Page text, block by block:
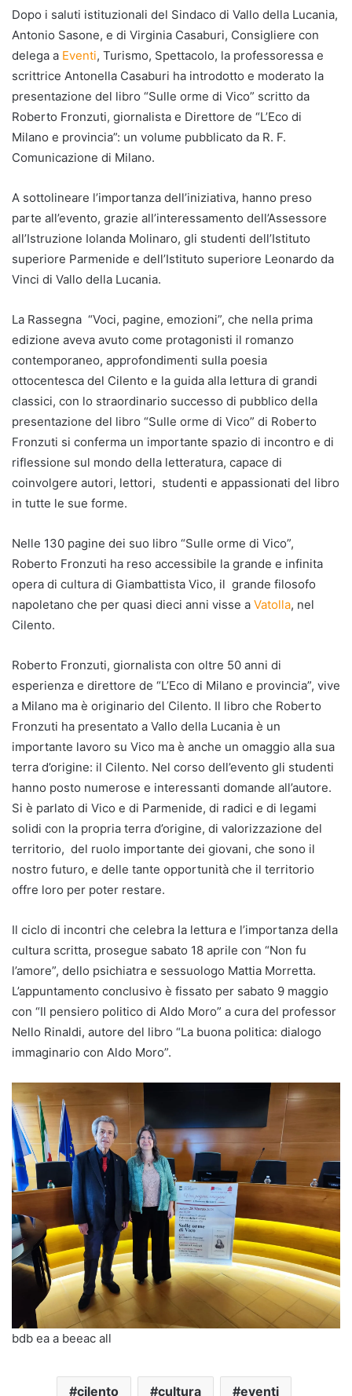
Dopo i saluti istituzionali del Sindaco di Vallo della Lucania,
Antonio Sasone, e di Virginia Casaburi, Consigliere con
delega a Eventi, Turismo, Spettacolo, la professoressa e
scrittrice Antonella Casaburi ha introdotto e moderato la
presentazione del libro “Sulle orme di Vico” scritto da
Roberto Fronzuti, giornalista e Direttore de “L’Eco di
Milano e provincia”: un volume pubblicato da R. F.
Comunicazione di Milano.
A sottolineare l’importanza dell’iniziativa, hanno preso
parte all’evento, grazie all’interessamento dell’Assessore
all’Istruzione Iolanda Molinaro, gli studenti dell’Istituto
superiore Parmenide e dell’Istituto superiore Leonardo da
Vinci di Vallo della Lucania.
La Rassegna “Voci, pagine, emozioni”, che nella prima
edizione aveva avuto come protagonisti il romanzo
contemporaneo, approfondimenti sulla poesia
ottocentesca del Cilento e la guida alla lettura di grandi
classici, con lo straordinario successo di pubblico della
presentazione del libro “Sulle orme di Vico” di Roberto
Fronzuti si conferma un importante spazio di incontro e di
riflessione sul mondo della letteratura, capace di
coinvolgere autori, lettori, studenti e appassionati del libro
in tutte le sue forme.
Nelle 130 pagine dei suo libro “Sulle orme di Vico”,
Roberto Fronzuti ha reso accessibile la grande e infinita
opera di cultura di Giambattista Vico, il grande filosofo
napoletano che per quasi dieci anni visse a Vatolla, nel
Cilento.
Roberto Fronzuti, giornalista con oltre 50 anni di
esperienza e direttore de “L’Eco di Milano e provincia”, vive
a Milano ma è originario del Cilento. Il libro che Roberto
Fronzuti ha presentato a Vallo della Lucania è un
importante lavoro su Vico ma è anche un omaggio alla sua
terra d’origine: il Cilento. Nel corso dell’evento gli studenti
hanno posto numerose e interessanti domande all’autore.
Si è parlato di Vico e di Parmenide, di radici e di legami
solidi con la propria terra d’origine, di valorizzazione del
territorio, del ruolo importante dei giovani, che sono il
nostro futuro, e delle tante opportunità che il territorio
offre loro per poter restare.
Il ciclo di incontri che celebra la lettura e l’importanza della
cultura scritta, prosegue sabato 18 aprile con “Non fu
l’amore”, dello psichiatra e sessuologo Mattia Morretta.
L’appuntamento conclusivo è fissato per sabato 9 maggio
con “Il pensiero politico di Aldo Moro” a cura del professor
Nello Rinaldi, autore del libro “La buona politica: dialogo
immaginario con Aldo Moro”.
bdb ea a beeac all
cilento cultura eventi